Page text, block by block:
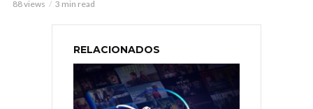
88 views 3 min read
RELACIONADOS